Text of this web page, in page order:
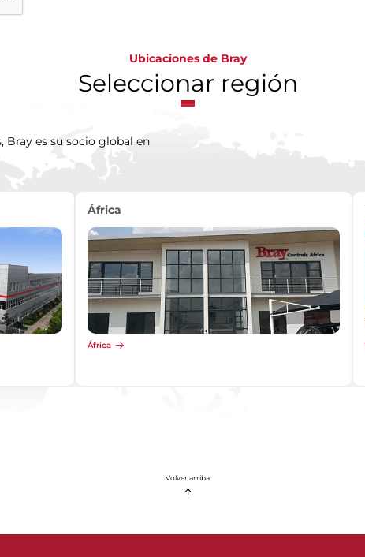
Ubicaciones de Bray
Seleccionar región
Bray es su socio global en
África
África
Volver arriba